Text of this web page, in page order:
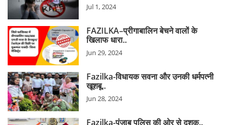
Jul 1, 2024
FAZILKA–प्रीगाबालिन बेचने वालों के
खिलाफ धारा..
Jun 29, 2024
Fazilka-विधायक सवना और उनकी धर्मपत्नी
खूशबू..
Jun 28, 2024
Fazilka-पंजाब पुलिस की ओर से दशक..